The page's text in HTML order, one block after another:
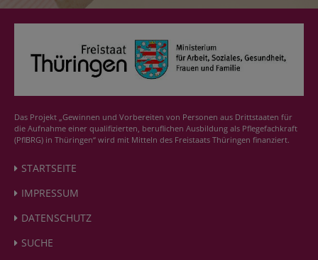
Das Projekt „Gewinnen und Vorbereiten von Personen aus Drittstaaten für
die Aufnahme einer qualifizierten, beruflichen Ausbildung als Pflegefachkraft
(PflBRG) in Thüringen“ wird mit Mitteln des Freistaats Thüringen finanziert.
STARTSEITE
IMPRESSUM
DATENSCHUTZ
SUCHE